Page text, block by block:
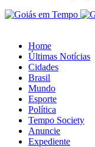
Home
Últimas Notícias
Cidades
Brasil
Mundo
Esporte
Política
Tempo Society
Anuncie
Expediente